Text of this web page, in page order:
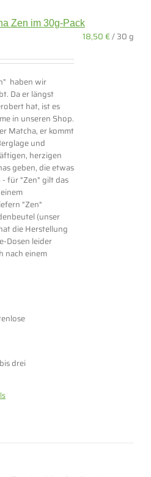
Zen im 30g-Pack
18,50€/30 g
haben wir
Da er längst
hat, ist es
in unseren Shop.
Matcha, er kommt
und
herzigen
geben, die etwas
für "Zen" gilt das
"Zen"
(unser
die Herstellung
Dosen leider
nach einem
drei